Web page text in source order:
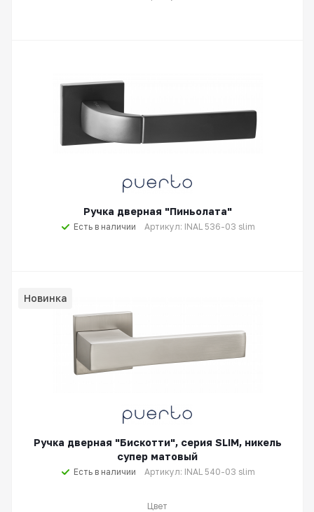
Ручка дверная "Пиньолата"
Есть в наличии Артикул: INAL 536-03 slim
Новинка
Ручка дверная "Бискотти", серия SLIM, никель
супер матовый
Есть в наличии Артикул: INAL 540-03 slim
Цвет